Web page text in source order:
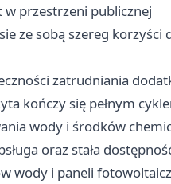
przestrzeni publicznej
ze sobą szereg
zatrudniania
kończy się pełnym
wody i środków
oraz stała
wody i paneli